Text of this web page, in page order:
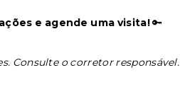
e agende uma visita!🔑
Consulte o corretor responsável.